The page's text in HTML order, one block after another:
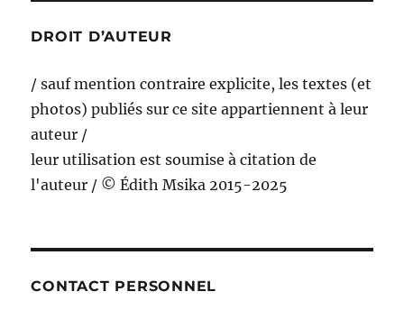
DROIT D’AUTEUR
/ sauf mention contraire explicite, les textes (et
photos) publiés sur ce site appartiennent à leur
auteur /
leur utilisation est soumise à citation de
l'auteur / © Édith Msika 2015-2025
CONTACT PERSONNEL